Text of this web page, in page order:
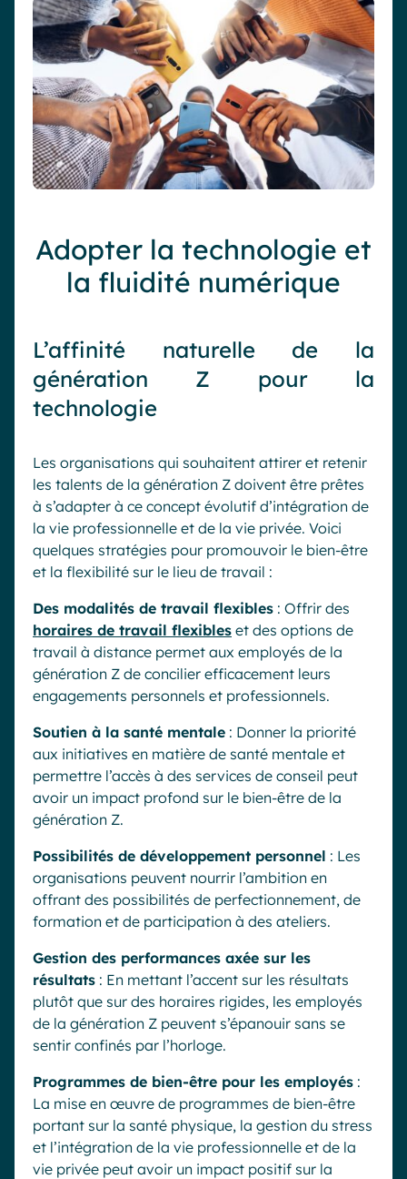
Adopter la technologie et
la fluidité numérique
L’affinité naturelle de la
génération Z pour la
technologie
Les organisations qui souhaitent attirer et retenir
les talents de la génération Z doivent être prêtes
à s’adapter à ce concept évolutif d’intégration de
la vie professionnelle et de la vie privée. Voici
quelques stratégies pour promouvoir le bien-être
et la flexibilité sur le lieu de travail :
Des modalités de travail flexibles : Offrir des
horaires de travail flexibles et des options de
travail à distance permet aux employés de la
génération Z de concilier efficacement leurs
engagements personnels et professionnels.
Soutien à la santé mentale : Donner la priorité
aux initiatives en matière de santé mentale et
permettre l’accès à des services de conseil peut
avoir un impact profond sur le bien-être de la
génération Z.
Possibilités de développement personnel : Les
organisations peuvent nourrir l’ambition en
offrant des possibilités de perfectionnement, de
formation et de participation à des ateliers.
Gestion des performances axée sur les
résultats : En mettant l’accent sur les résultats
plutôt que sur des horaires rigides, les employés
de la génération Z peuvent s’épanouir sans se
sentir confinés par l’horloge.
Programmes de bien-être pour les employés :
La mise en œuvre de programmes de bien-être
portant sur la santé physique, la gestion du stress
et l’intégration de la vie professionnelle et de la
vie privée peut avoir un impact positif sur la